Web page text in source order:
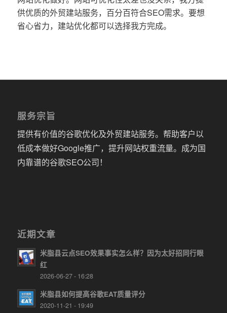
供优质的外贸建站服务，百分百符合SEO需求。要想
省心省力，建站优化都可以选择我方完成。
服务宗旨
提供有价值的谷歌优化及外贸建站服务。帮助客户以
低成本做好Google推广，提升网站权重流量。成为国
内靠谱的谷歌SEO公司！
近期文章
米脂县云点SEO效果事实怎么样？因为太好招同行眼
红
2026-06-27 - 16:28
米脂县如何提高谷歌EAT质量评分
2020-11-21 - 19:49